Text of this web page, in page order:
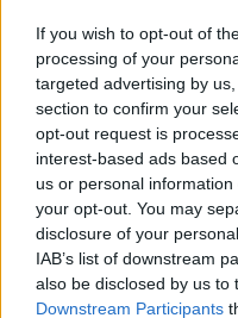
If you wish to opt-out of
processing of your
targeted advertising by
section to confirm your
opt-out request is
interest-based ads based
us or personal
your opt-out. You may
disclosure of your
IAB’s list of downstream
also be disclosed by us to
Downstream Participants
Az eheti
magyar zenei videó,
foglalkozunk majd.
legújabb ...
Schneller -